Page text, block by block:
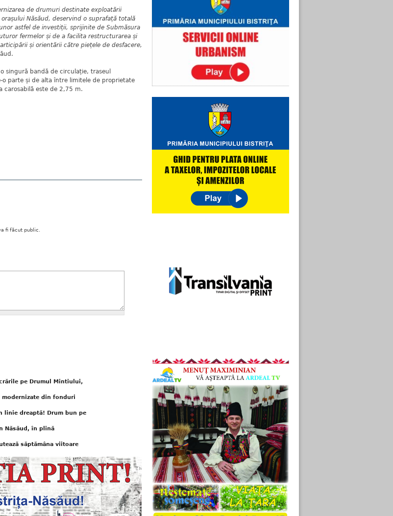
de drumuri destinate exploatării
Năsăud, deservind o suprafață totală
astfel de investiții, sprijinite de Submăsura
fermelor și de a facilita restructurarea și
și orientării către piețele de desfacere,
singură bandă de circulație, traseul
parte și de alta între limitele de proprietate
carosabilă este de 2,75 m.
fi făcut public.
pe Drumul Mintiului,
modernizate din fonduri
linie dreaptă! Drum bun pe
Năsăud, în plină
săptămâna viitoare